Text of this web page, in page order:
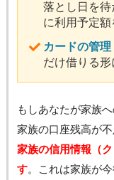
落とし日を
に利用予定額
カードの管理
だけ借りる形
もしあなたが家族
家族の口座残高が
家族の信用情報（
す。これは家族が